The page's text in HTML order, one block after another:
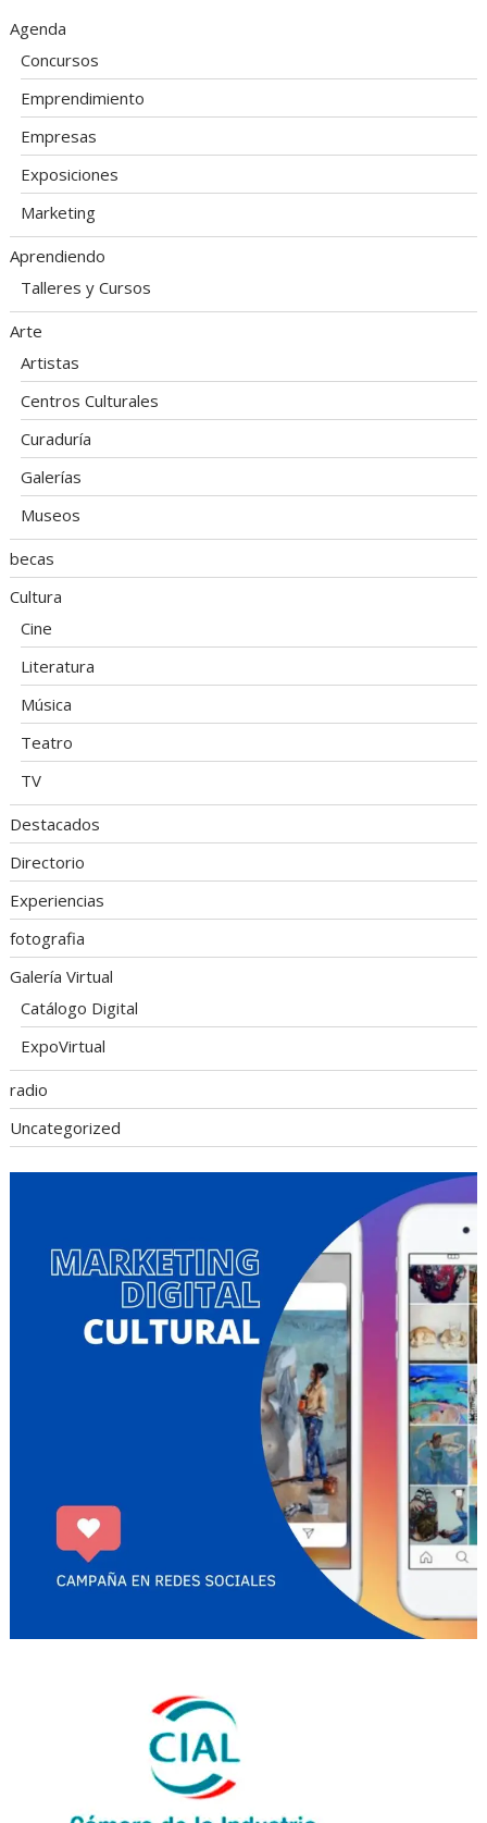
Agenda
Concursos
Emprendimiento
Empresas
Exposiciones
Marketing
Aprendiendo
Talleres y Cursos
Arte
Artistas
Centros Culturales
Curaduría
Galerías
Museos
becas
Cultura
Cine
Literatura
Música
Teatro
TV
Destacados
Directorio
Experiencias
fotografia
Galería Virtual
Catálogo Digital
ExpoVirtual
radio
Uncategorized